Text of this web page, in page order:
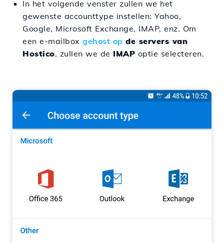
In het volgende venster zullen we het
gewenste accounttype instellen: Yahoo,
Google, Microsoft Exchange, IMAP, enz. Om
een e-mailbox gehost op de servers van
Hostico, zullen we de IMAP optie selecteren.